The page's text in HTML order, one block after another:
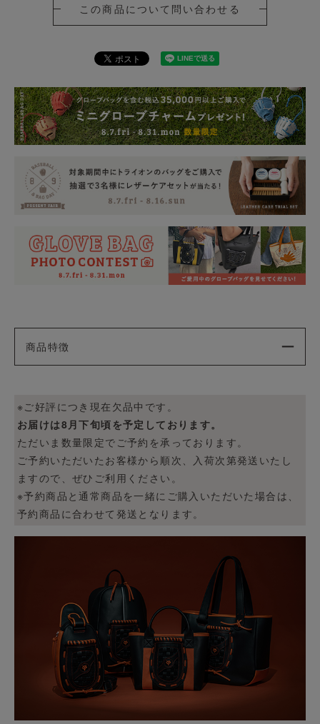
この商品について問い合わせる
商品特徴
※ご好評につき現在欠品中です。
お届けは8月下旬頃を予定しております。
ただいま数量限定でご予約を承っております。
ご予約いただいたお客様から順次、入荷次第発送いたし
ますので、ぜひご利用ください。
※予約商品と通常商品を一緒にご購入いただいた場合は、
予約商品に合わせて発送となります。